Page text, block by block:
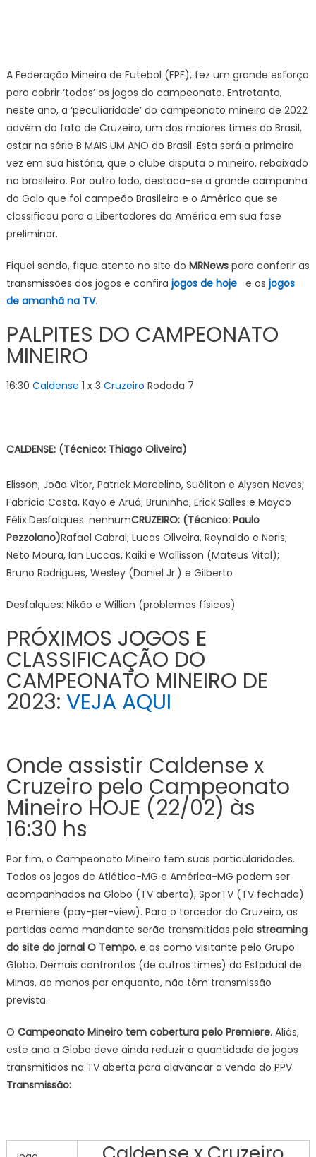
A Federação Mineira de Futebol (FPF), fez um grande esforço
para cobrir ‘todos’ os jogos do campeonato. Entretanto,
neste ano, a ‘peculiaridade’ do campeonato mineiro de 2022
advém do fato de Cruzeiro, um dos maiores times do Brasil,
estar na série B MAIS UM ANO do Brasil. Esta será a primeira
vez em sua história, que o clube disputa o mineiro, rebaixado
no brasileiro. Por outro lado, destaca-se a grande campanha
do Galo que foi campeão Brasileiro e o América que se
classificou para a Libertadores da América em sua fase
preliminar.
Fiquei sendo, fique atento no site do MRNewspara conferir as
transmissões dos jogos e confira jogos de hojee os jogos
de amanhã na TV.
PALPITES DO CAMPEONATO
MINEIRO
16:30 Caldense 1 x 3 Cruzeiro Rodada 7
CALDENSE: (Técnico: Thiago Oliveira)
Elisson; João Vitor, Patrick Marcelino, Suéliton e Alyson Neves;
Fabrício Costa, Kayo e Aruá; Bruninho, Erick Salles e Mayco
Félix.Desfalques: nenhumCRUZEIRO: (Técnico: Paulo
Pezzolano)Rafael Cabral; Lucas Oliveira, Reynaldo e Neris;
Neto Moura, Ian Luccas, Kaiki e Wallisson (Mateus Vital);
Bruno Rodrigues, Wesley (Daniel Jr.) e Gilberto
Desfalques: Nikão e Willian (problemas físicos)
PRÓXIMOS JOGOS E
CLASSIFICAÇÃO DO
CAMPEONATO MINEIRO DE
2023: VEJA AQUI
Onde assistir Caldense x
Cruzeiro pelo Campeonato
Mineiro HOJE (22/02) às
16:30 hs
Por fim, o Campeonato Mineiro tem suas particularidades.
Todos os jogos de Atlético-MG e América-MG podem ser
acompanhados na Globo (TV aberta), SporTV (TV fechada)
e Premiere (pay-per-view). Para o torcedor do Cruzeiro, as
partidas como mandante serão transmitidas pelo streaming
do site do jornal O Tempo, e as como visitante pelo Grupo
Globo. Demais confrontos (de outros times) do Estadual de
Minas, ao menos por enquanto, não têm transmissão
prevista.
O Campeonato Mineiro tem cobertura pelo Premiere. Aliás,
este ano a Globo deve ainda reduzir a quantidade de jogos
transmitidos na TV aberta para alavancar a venda do PPV.
Transmissão: